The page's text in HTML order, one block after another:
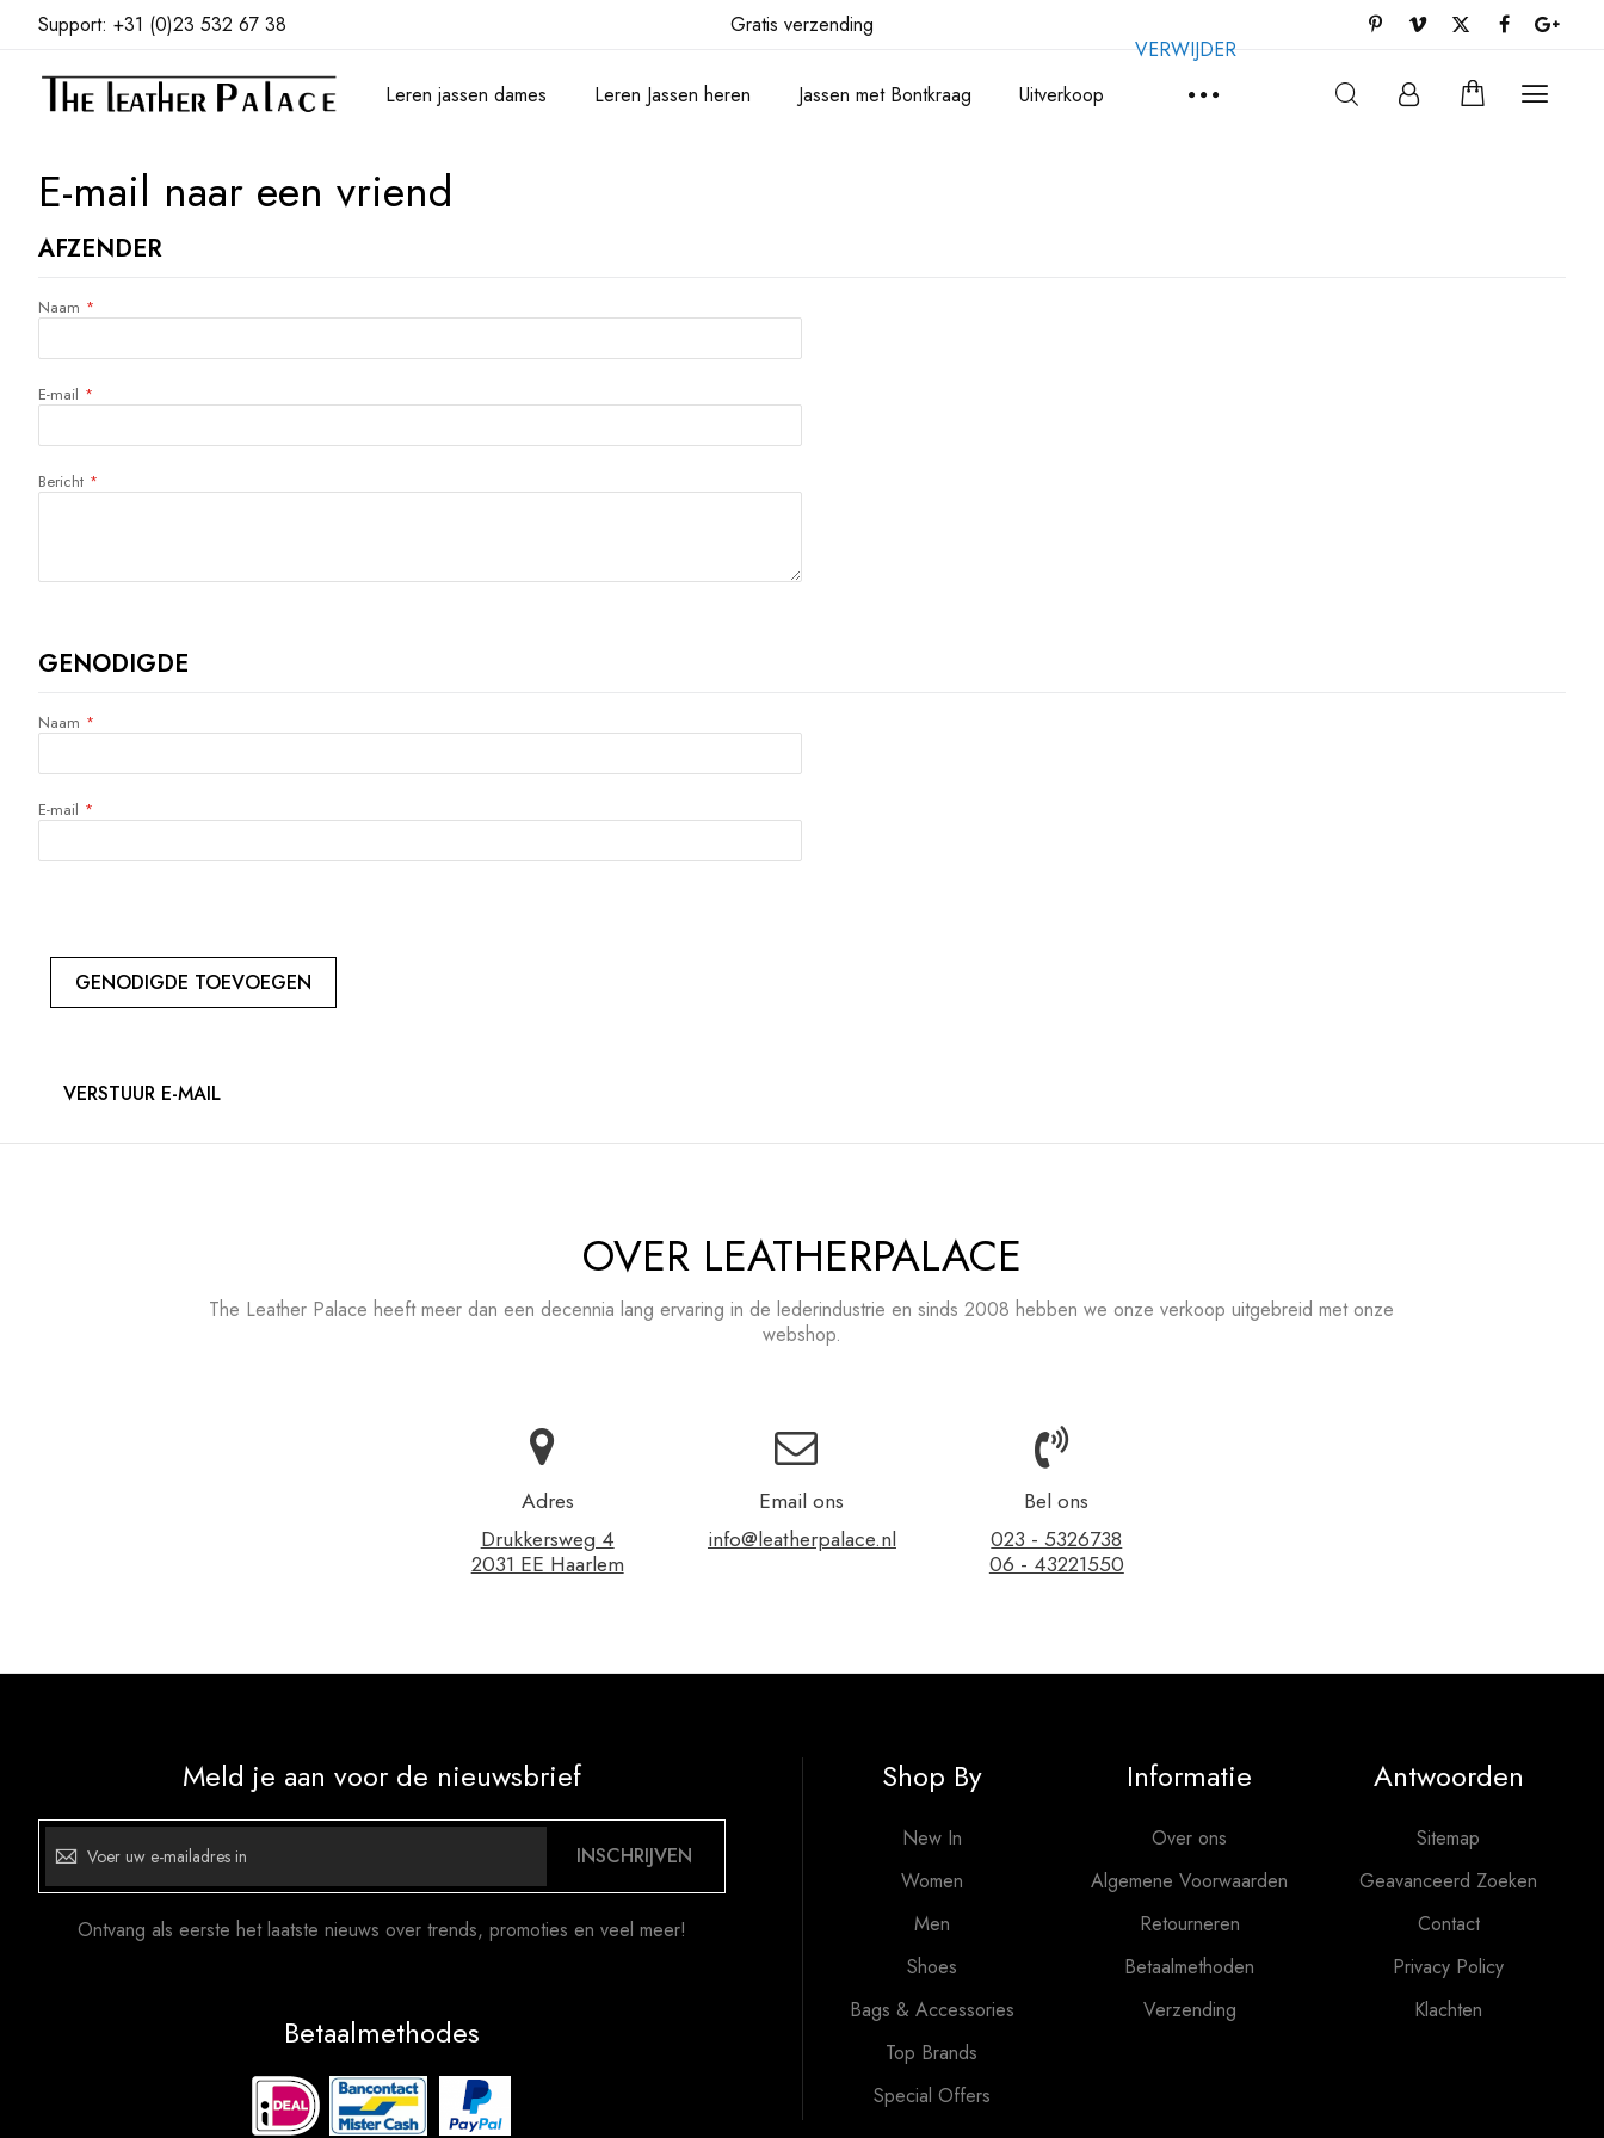
Support: +31 (0)23 532 67 38 Gratis verzending
Leren jassen dames Leren Jassen heren Jassen met Bontkraag Uitverkoop
E-mail naar een vriend
AFZENDER
Naam
E-mail
Bericht
GENODIGDE
VERWIJDER
Naam
E-mail
GENODIGDE TOEVOEGEN
VERSTUUR E-MAIL
OVER LEATHERPALACE
The Leather Palace heeft meer dan een decennia lang ervaring in de lederindustrie en sinds 2008 hebben we onze verkoop uitgebreid met onze
webshop.
Adres
Drukkersweg 4
2031 EE Haarlem
Email ons
info@leatherpalace.nl
Bel ons
023 - 5326738
06 - 43221550
Meld je aan voor de nieuwsbrief
onze
nieuwsbrief
INSCHRIJVEN
Ontvang als eerste het laatste nieuws over trends, promoties en veel meer!
Betaalmethodes
Shop By
New In
Women
Men
Shoes
Bags & Accessories
Top Brands
Special Offers
Informatie
Over ons
Algemene Voorwaarden
Retourneren
Betaalmethoden
Verzending
Antwoorden
Sitemap
Geavanceerd Zoeken
Contact
Privacy Policy
Klachten